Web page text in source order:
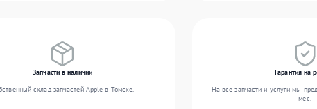
Запчасти в наличии
склад запчастей Apple в Томске.
Гарантия на
На все запчасти и услуги мы
мес.